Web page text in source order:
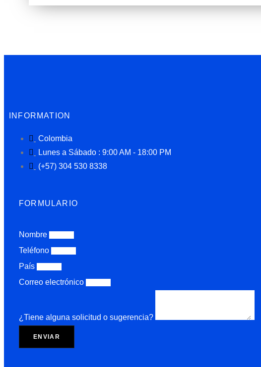
INFORMATION
Colombia
Lunes a Sábado : 9:00 AM - 18:00 PM
(+57) 304 530 8338
FORMULARIO
Nombre
Teléfono
País
Correo electrónico
¿Tiene alguna solicitud o sugerencia?
ENVIAR